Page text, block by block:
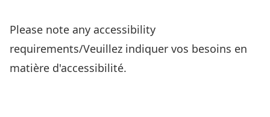
Please note any accessibility
requirements/Veuillez indiquer vos besoins en
matière d'accessibilité.